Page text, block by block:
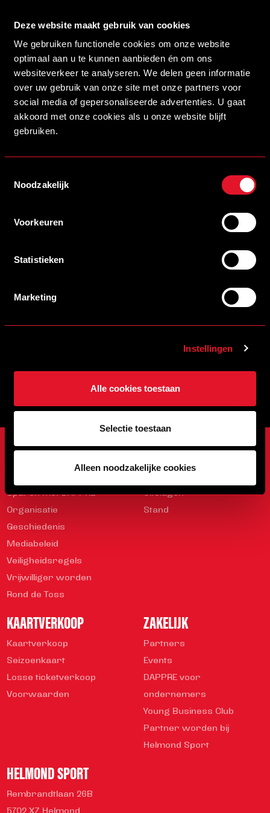
Deze website maakt gebruik van cookies
We gebruiken functionele cookies om onze website
optimaal aan u te kunnen aanbieden én om ons
websiteverkeer te analyseren. We delen geen informatie
over uw gebruik van onze site met onze partners voor
social media of gepersonaliseerde advertenties. U gaat
akkoord met onze cookies als u onze website blijft
gebruiken.
Noodzakelijk
Voorkeuren
Statistieken
Marketing
Instellingen
Alle cookies toestaan
Selectie toestaan
Alleen noodzakelijke cookies
aanbiedingen van clubpartners en partners van de
Keuken Kampioen Divisie.
Partners CED
SCHRIJF JE IN VOOR DE NIEUWSBRIEF
ONZE CLUB
Sparen met DAPPRE
Organisatie
Geschiedenis
Mediabeleid
Veiligheidsregels
Vrijwilliger worden
Rond de Toss
WEDSTRIJDEN
Uitslagen
Stand
KAARTVERKOOP
Kaartverkoop
Seizoenkaart
Losse ticketverkoop
Voorwaarden
ZAKELIJK
Partners
Events
DAPPRE voor
ondernemers
Young Business Club
Partner worden bij
Helmond Sport
HELMOND SPORT
Rembrandtlaan 26B